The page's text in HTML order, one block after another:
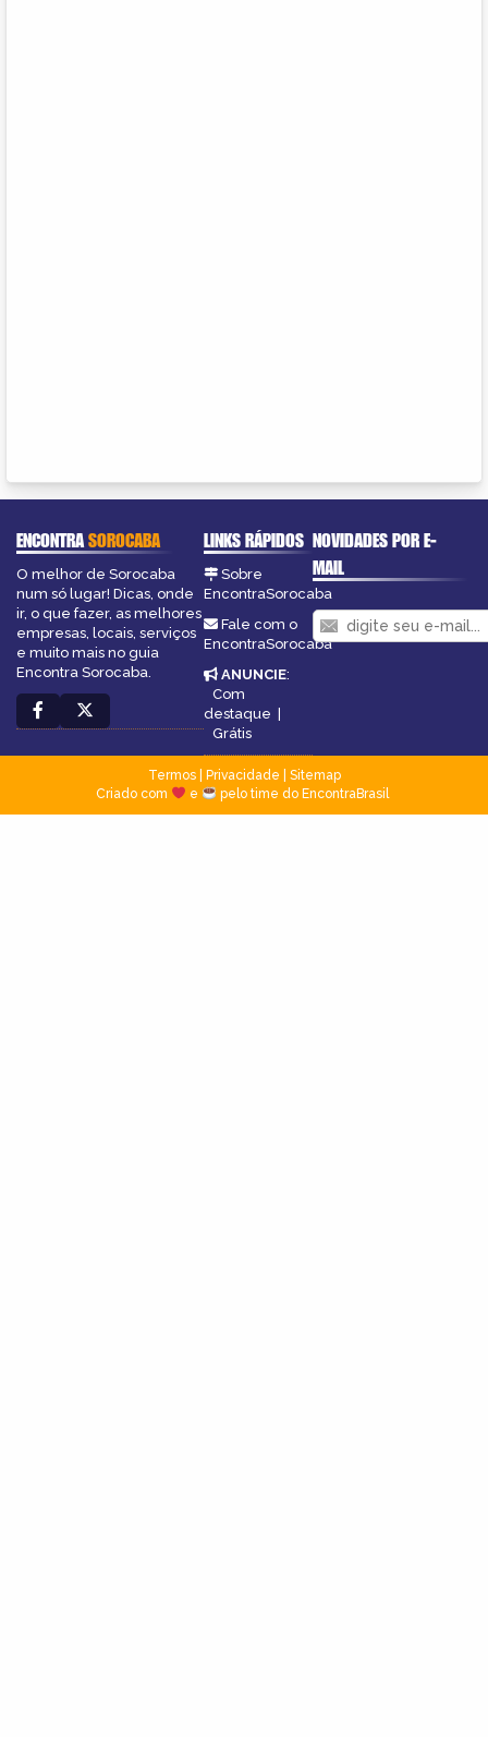
ENCONTRASOROCABA
O melhor de Sorocaba
num só lugar! Dicas, onde
ir, o que fazer, as melhores
empresas, locais, serviços
e muito mais no guia
Encontra Sorocaba.
LINKS RÁPIDOS
Sobre
EncontraSorocaba
Fale com o
EncontraSorocaba
ANUNCIE:
Com
destaque |
Grátis
NOVIDADES POR E-
MAIL
Termos| Privacidade
Sitemap
Criado com
e pelo time do EncontraBrasil